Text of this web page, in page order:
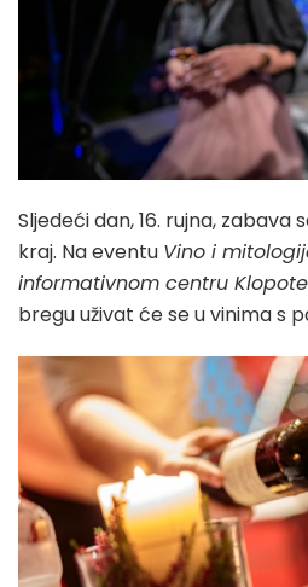
Sljedeći dan, 16. rujna,
kraj. Na eventu Vino i
informativnom centru
bregu uživat će se u vinima s